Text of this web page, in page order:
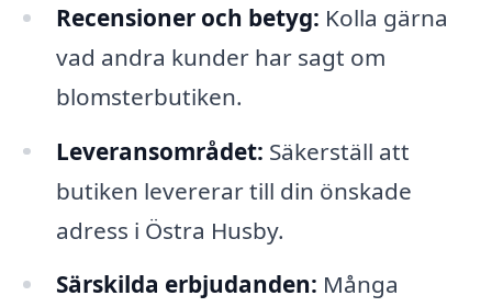
Recensioner och betyg: Kolla gärna
vad andra kunder har sagt om
blomsterbutiken.
Leveransområdet: Säkerställ att
butiken levererar till din önskade
adress i Östra Husby.
Särskilda erbjudanden: Många